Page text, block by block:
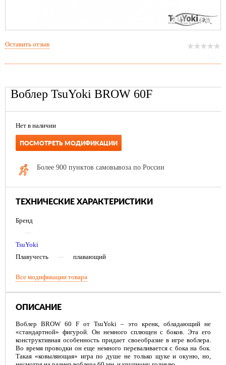
Воблер TsuYoki BROW 60F
Нет в наличии
ПОСМОТРЕТЬ МОДИФИКАЦИИ
Более 900 пунктов самовывоза по России
ТЕХНИЧЕСКИЕ ХАРАКТЕРИСТИКИ
Бренд
—
TsuYoki
Плавучесть
— плавающий
Все модификации товара
ОПИСАНИЕ
Воблер BROW 60 F от TsuYoki – это кренк, обладающий не
«стандартной» фигурой. Он немного сплющен с боков. Эта его
конструктивная особенность придает своеобразие в игре воблера.
Во время проводки он еще немного переваливается с бока на бок.
Такая «ковыляющая» игра по душе не только щуке и окуню, но,
Оставить отзыв